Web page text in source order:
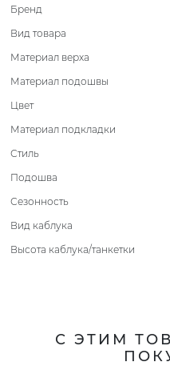
Бренд
Вид товара
Материал верха
Материал подошвы
Цвет
Материал подкладки
Стиль
Подошва
Сезонность
Вид каблука
Высота каблука/танкетки
С ЭТИМ